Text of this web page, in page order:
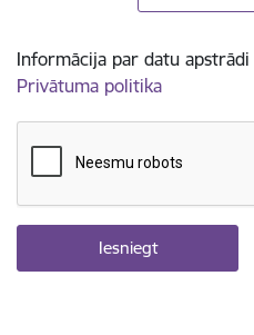
Informācija par datu
Privātuma politika